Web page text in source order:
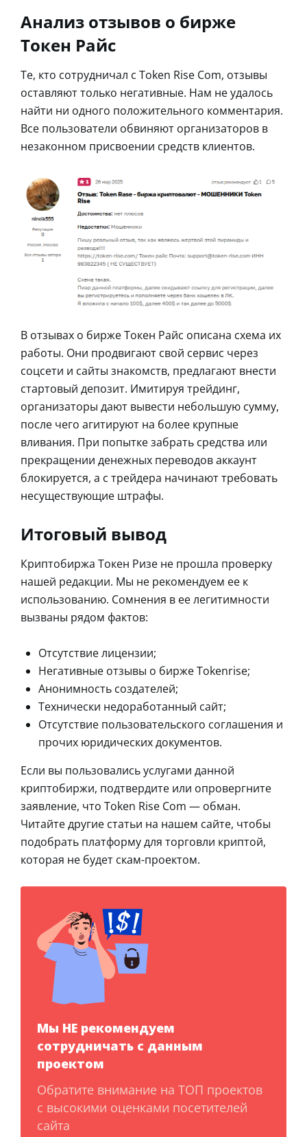
Анализ отзывов о бирже
Токен Райс
Те, кто сотрудничал с Token Rise Com, отзывы
оставляют только негативные. Нам не удалось
найти ни одного положительного комментария.
Все пользователи обвиняют организаторов в
незаконном присвоении средств клиентов.
В отзывах о бирже Токен Райс описана схема их
работы. Они продвигают свой сервис через
соцсети и сайты знакомств, предлагают внести
стартовый депозит. Имитируя трейдинг,
организаторы дают вывести небольшую сумму,
после чего агитируют на более крупные
вливания. При попытке забрать средства или
прекращении денежных переводов аккаунт
блокируется, а с трейдера начинают требовать
несуществующие штрафы.
Итоговый вывод
Криптобиржа Токен Ризе не прошла проверку
нашей редакции. Мы не рекомендуем ее к
использованию. Сомнения в ее легитимности
вызваны рядом фактов:
Отсутствие лицензии;
Негативные отзывы о бирже Tokenrise;
Анонимность создателей;
Технически недоработанный сайт;
Отсутствие пользовательского соглашения и
прочих юридических документов.
Если вы пользовались услугами данной
криптобиржи, подтвердите или опровергните
заявление, что Token Rise Com ― обман.
Читайте другие статьи на нашем сайте, чтобы
подобрать платформу для торговли криптой,
которая не будет скам-проектом.
Мы НЕ рекомендуем
сотрудничать с данным
проектом
Обратите внимание на ТОП проектов
с высокими оценками посетителей
сайта